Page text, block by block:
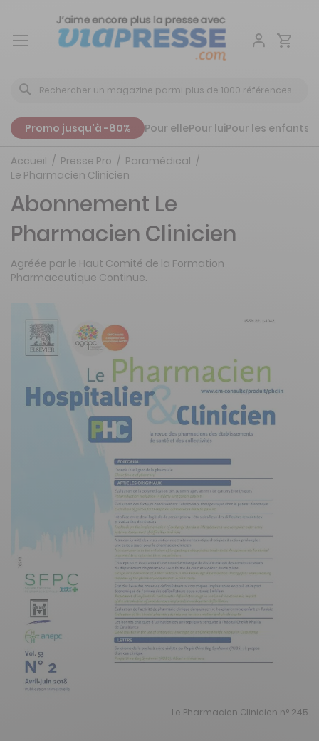
Aller
Promo jusqu'à -80% Pour ellePour luiPour les enfants
Accueil Presse Pro
Paramédical
Le Pharmacien Clinicien
Le Pharmacien Clinicien n° 245
Abonnement Le
Pharmacien Clinicien
Agréée par le Haut Comité de la Formation
Pharmaceutique Continue.